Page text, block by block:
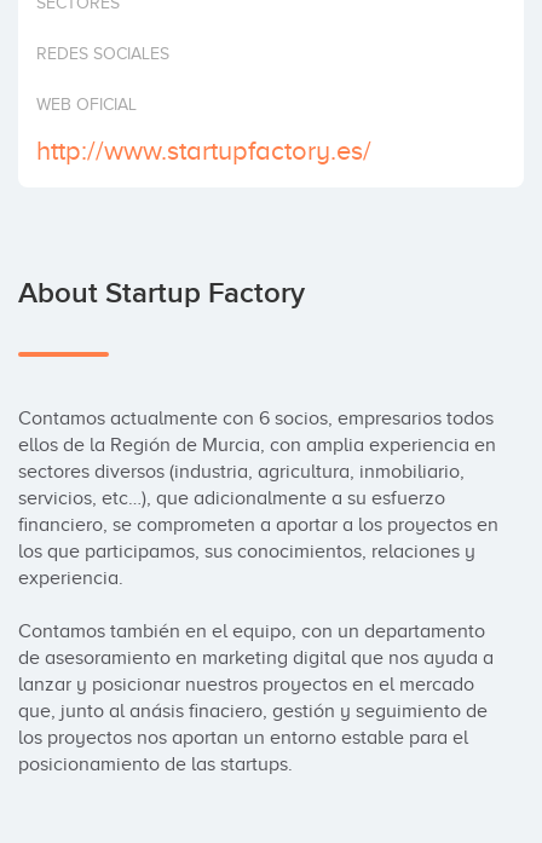
REDES SOCIALES
WEB OFICIAL
http://www.startupfactory.es/
About Startup Factory
Contamos actualmente con 6 socios, empresarios todos
ellos de la Región de Murcia, con amplia experiencia en
sectores diversos (industria, agricultura, inmobiliario,
servicios, etc…), que adicionalmente a su esfuerzo
financiero, se comprometen a aportar a los proyectos en
los que participamos, sus conocimientos, relaciones y
experiencia.
Contamos también en el equipo, con un departamento
de asesoramiento en marketing digital que nos ayuda a
lanzar y posicionar nuestros proyectos en el mercado
que, junto al anásis finaciero, gestión y seguimiento de
los proyectos nos aportan un entorno estable para el
posicionamiento de las startups.